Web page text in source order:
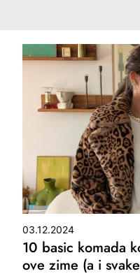
03.12.2024
10 basic komada
ove zime (a i